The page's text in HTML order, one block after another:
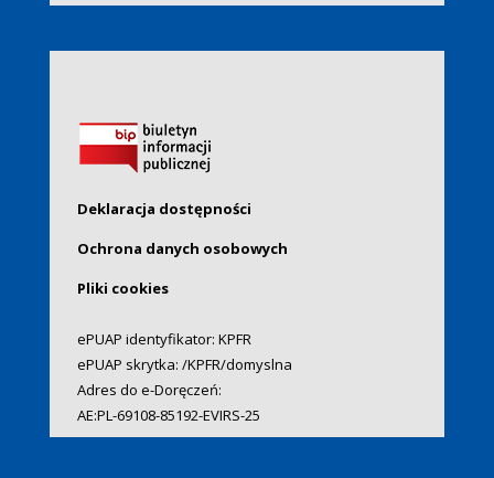
Deklaracja dostępności
Ochrona danych osobowych
Pliki cookies
ePUAP identyfikator: KPFR
ePUAP skrytka: /KPFR/domyslna
Adres do e-Doręczeń:
AE:PL-69108-85192-EVIRS-25